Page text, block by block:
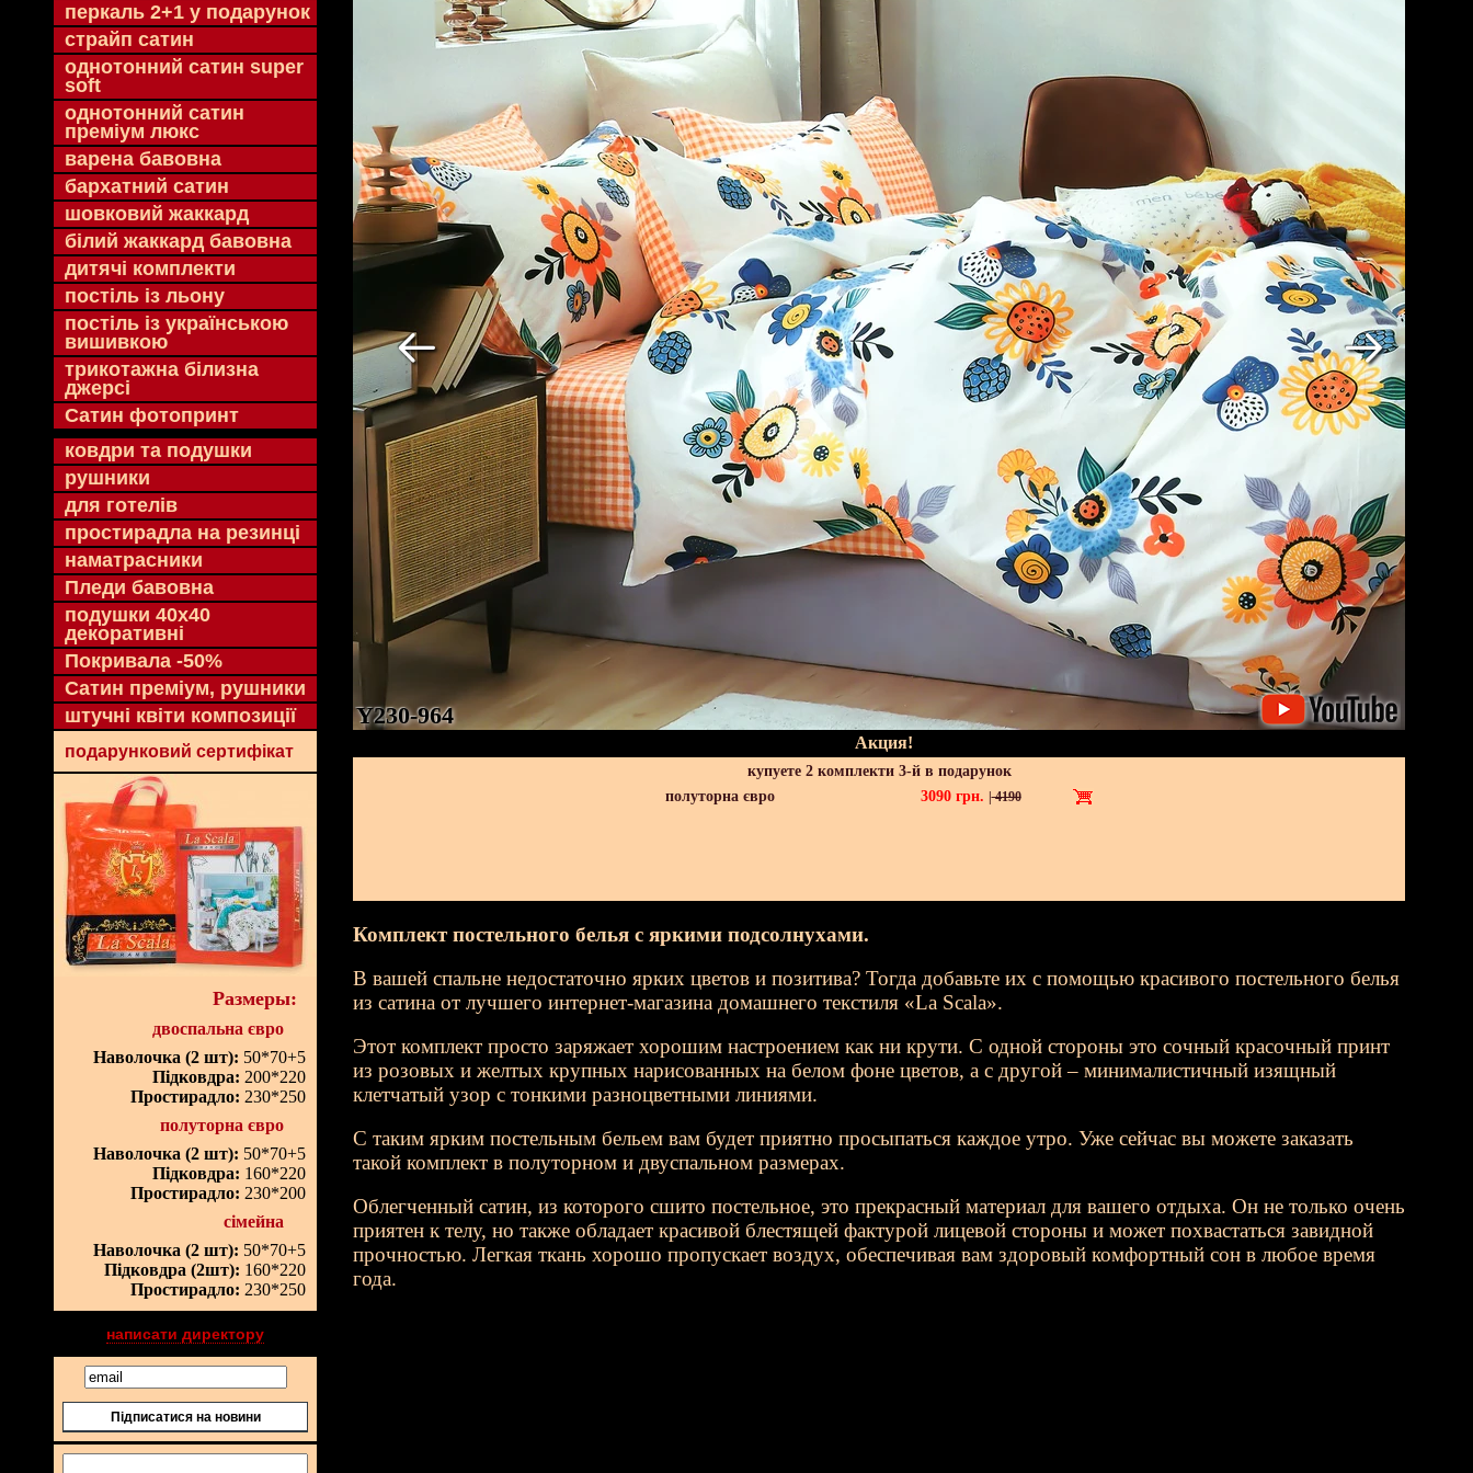
перкаль 2+1 у подарунок
страйп сатин
однотонний сатин super
soft
однотонний сатин
преміум люкс
варена бавовна
бархатний сатин
шовковий жаккард
білий жаккард бавовна
дитячі комплекти
постіль із льону
постіль із українською
вишивкою
трикотажна білизна
джерсі
Сатин фотопринт
ковдри та подушки
рушники
для готелів
простирадла на резинці
наматрасники
Пледи бавовна
подушки 40х40
декоративні
Покривала -50%
Сатин преміум, рушники
штучні квіти композиції
подарунковий сертифікат
Размеры:
двоспальна євро
Наволочка (2 шт): 50*70+5
Підковдра: 200*220
Простирадло: 230*250
полуторна євро
Наволочка (2 шт): 50*70+5
Підковдра: 160*220
Простирадло: 230*200
сімейна
Наволочка (2 шт): 50*70+5
Підковдра (2шт): 160*220
Простирадло: 230*250
написати директору
Підписатися на новини
Y230-964
Акция!
купуете 2 комплекти 3-й в подарунок
полуторна євро
3090 грн. |4190
Комплект постельного белья с яркими подсолнухами.
В вашей спальне недостаточно ярких цветов и позитива? Тогда добавьте их с помощью красивого постельного белья
из сатина от лучшего интернет-магазина домашнего текстиля «La Scala».
Этот комплект просто заряжает хорошим настроением как ни крути. С одной стороны это сочный красочный принт
из розовых и желтых крупных нарисованных на белом фоне цветов, а с другой – минималистичный изящный
клетчатый узор с тонкими разноцветными линиями.
С таким ярким постельным бельем вам будет приятно просыпаться каждое утро. Уже сейчас вы можете заказать
такой комплект в полуторном и двуспальном размерах.
Облегченный сатин, из которого сшито постельное, это прекрасный материал для вашего отдыха. Он не только очень
приятен к телу, но также обладает красивой блестящей фактурой лицевой стороны и может похвастаться завидной
прочностью. Легкая ткань хорошо пропускает воздух, обеспечивая вам здоровый комфортный сон в любое время
года.